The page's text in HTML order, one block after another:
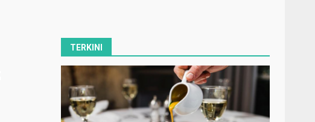
TERKINI